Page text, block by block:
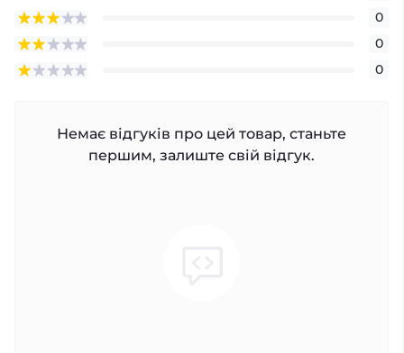
0
0
0
Немає відгуків про цей товар, станьте
першим, залиште свій відгук.